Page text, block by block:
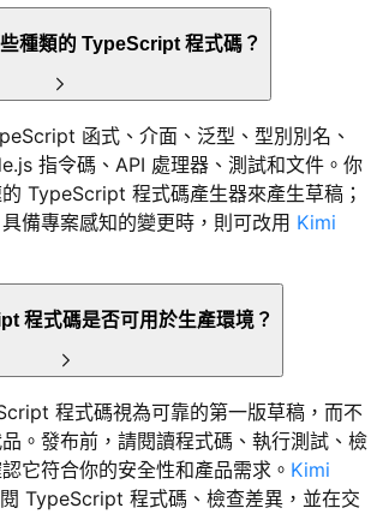
種類的 TypeScript 程式碼？
函式、介面、泛型、型別別名、
指令碼、API 處理器、測試和文件。你
TypeScript 程式碼產生器來產生草稿；
備專案感知的變更時，則可改用 Kimi
程式碼是否可用於生產環境？
程式碼視為可靠的第一版草稿，而不
。發布前，請閱讀程式碼、執行測試、檢
它符合你的安全性和產品需求。 Kimi
TypeScript 程式碼、檢查差異，並在交